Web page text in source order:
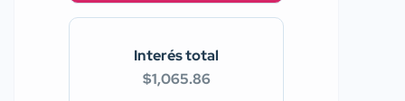
Interés total
$1,065.86